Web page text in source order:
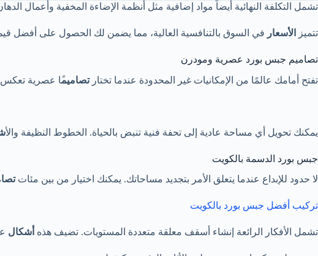
تشمل التكلفة النهائية أيضاً مواد إضافية مثل أنظمة الإضاءة المخفية
تتميز الأسعار في السوق بالتنافسية العالية، مما يضمن لك الحصول على أفضل
تصاميم جبس بورد عصرية ومودرن
تفتح أمامك عالمًا من الإمكانيات غير المحدودة عندما تختارتصاميمًا عصرية
يمكنك تحويل أي مساحة عادية إلى تحفة فنية تنبض بالحياة. الخطوط النظيفة والأ
جبس بورد الدسمة بالكويت
لا حدود للإبداع عندما يتعلق الأمر بتجديد مساحاتك. يمكنك اختيار من بين مئات
تركيب أفضل جبس بورد بالكويت
تشمل الأفكار الرائعة إنشاء أسقف معلقة متعددة المستويات. تضيف هذه أشكال